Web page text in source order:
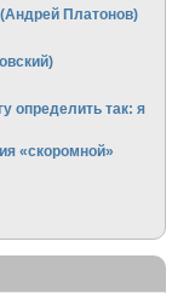
Платонов)
опpеделить так: я
«скоромной»